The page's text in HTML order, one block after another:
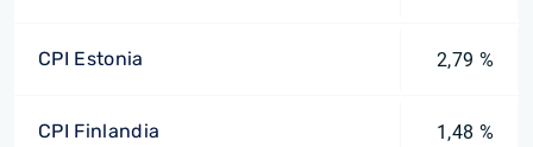
CPI Estonia 2,79 %
CPI Finlandia 1,48 %